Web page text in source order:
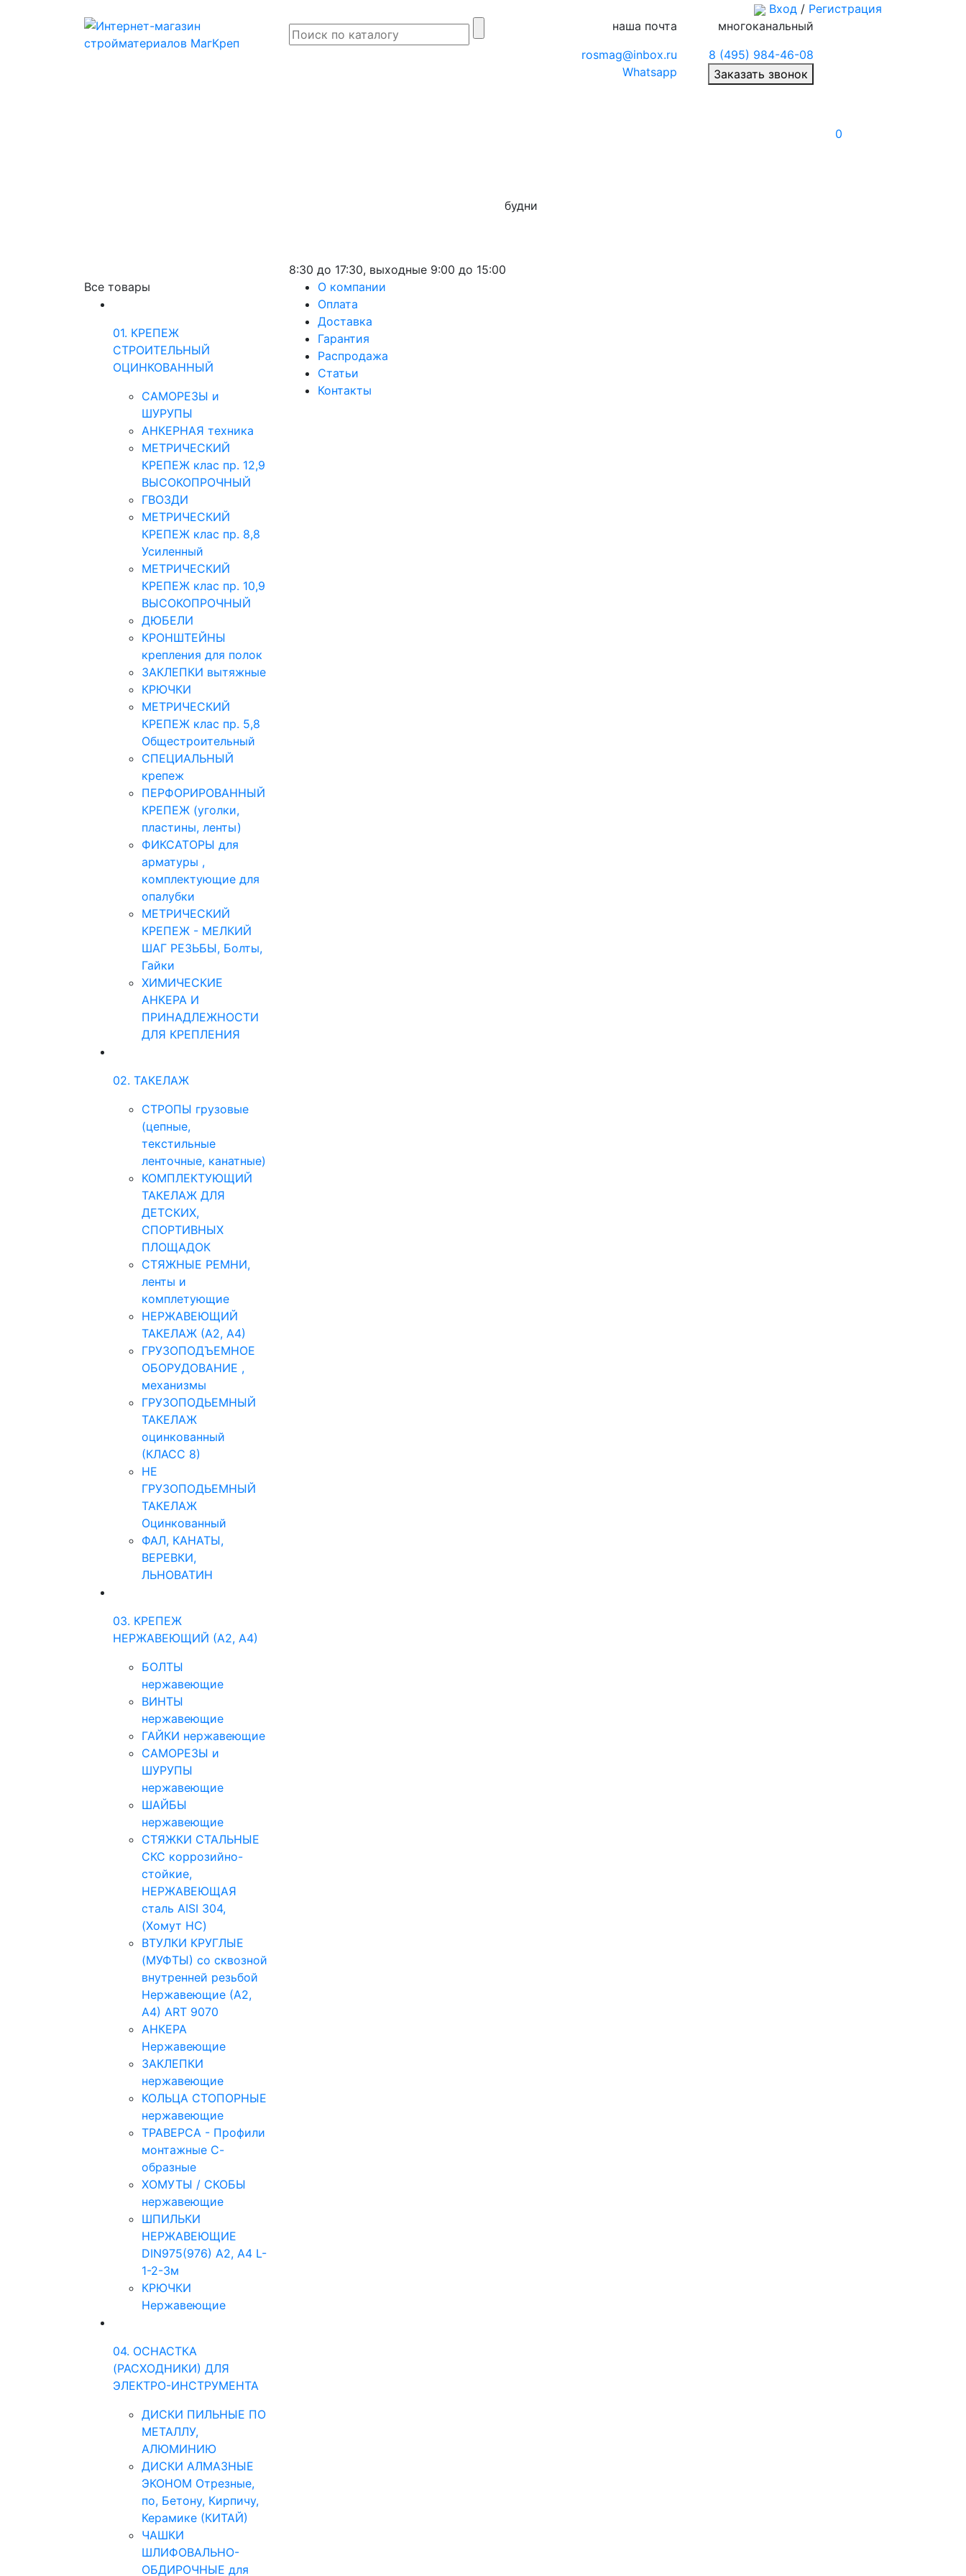
Вход / Регистрация
будни
8:30 до 17:30, выходные 9:00 до 15:00
наша почта
rosmag@inbox.ru
Whatsapp
многоканальный
8 (495) 984-46-08
Заказать звонок
0
Все товары
01. КРЕПЕЖ
СТРОИТЕЛЬНЫЙ
ОЦИНКОВАННЫЙ
САМОРЕЗЫ и
ШУРУПЫ
АНКЕРНАЯ техника
МЕТРИЧЕСКИЙ
КРЕПЕЖ клас пр. 12,9
ВЫСОКОПРОЧНЫЙ
ГВОЗДИ
МЕТРИЧЕСКИЙ
КРЕПЕЖ клас пр. 8,8
Усиленный
МЕТРИЧЕСКИЙ
КРЕПЕЖ клас пр. 10,9
ВЫСОКОПРОЧНЫЙ
ДЮБЕЛИ
КРОНШТЕЙНЫ
крепления для полок
ЗАКЛЕПКИ вытяжные
КРЮЧКИ
МЕТРИЧЕСКИЙ
КРЕПЕЖ клас пр. 5,8
Общестроительный
СПЕЦИАЛЬНЫЙ
крепеж
ПЕРФОРИРОВАННЫЙ
КРЕПЕЖ (уголки,
пластины, ленты)
ФИКСАТОРЫ для
арматуры ,
комплектующие для
опалубки
МЕТРИЧЕСКИЙ
КРЕПЕЖ - МЕЛКИЙ
ШАГ РЕЗЬБЫ, Болты,
Гайки
ХИМИЧЕСКИЕ
АНКЕРА И
ПРИНАДЛЕЖНОСТИ
ДЛЯ КРЕПЛЕНИЯ
02. ТАКЕЛАЖ
СТРОПЫ грузовые
(цепные,
текстильные
ленточные, канатные)
КОМПЛЕКТУЮЩИЙ
ТАКЕЛАЖ ДЛЯ
ДЕТСКИХ,
СПОРТИВНЫХ
ПЛОЩАДОК
СТЯЖНЫЕ РЕМНИ,
ленты и
комплетующие
НЕРЖАВЕЮЩИЙ
ТАКЕЛАЖ (А2, А4)
ГРУЗОПОДЪЕМНОЕ
ОБОРУДОВАНИЕ ,
механизмы
ГРУЗОПОДЬЕМНЫЙ
ТАКЕЛАЖ
оцинкованный
(КЛАСС 8)
НЕ
ГРУЗОПОДЬЕМНЫЙ
ТАКЕЛАЖ
Оцинкованный
ФАЛ, КАНАТЫ,
ВЕРЕВКИ,
ЛЬНОВАТИН
03. КРЕПЕЖ
НЕРЖАВЕЮЩИЙ (А2, А4)
БОЛТЫ
нержавеющие
ВИНТЫ
нержавеющие
ГАЙКИ нержавеющие
САМОРЕЗЫ и
ШУРУПЫ
нержавеющие
ШАЙБЫ
нержавеющие
СТЯЖКИ СТАЛЬНЫЕ
СКС коррозийно-
стойкие,
НЕРЖАВЕЮЩАЯ
сталь AISI 304,
(Хомут НС)
ВТУЛКИ КРУГЛЫЕ
(МУФТЫ) со сквозной
внутренней резьбой
Нержавеющие (А2,
А4) ART 9070
АНКЕРА
Нержавеющие
ЗАКЛЕПКИ
нержавеющие
КОЛЬЦА СТОПОРНЫЕ
нержавеющие
ТРАВЕРСА - Профили
монтажные С-
образные
ХОМУТЫ / СКОБЫ
нержавеющие
ШПИЛЬКИ
НЕРЖАВЕЮЩИЕ
DIN975(976) A2, А4 L-
1-2-3м
КРЮЧКИ
Нержавеющие
04. ОСНАСТКА
(РАСХОДНИКИ) ДЛЯ
ЭЛЕКТРО-ИНСТРУМЕНТА
ДИСКИ ПИЛЬНЫЕ ПО
МЕТАЛЛУ,
АЛЮМИНИЮ
ДИСКИ АЛМАЗНЫЕ
ЭКОНОМ Отрезные,
по, Бетону, Кирпичу,
Керамике (КИТАЙ)
ЧАШКИ
ШЛИФОВАЛЬНО-
ОБДИРОЧНЫЕ для
О компании
Оплата
Доставка
Гарантия
Распродажа
Статьи
Контакты